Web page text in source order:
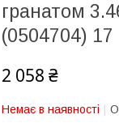
гранатом
(0504704) 17
2 058 ₴
Немає в наявності